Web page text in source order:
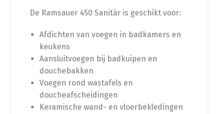
De Ramsauer 450 Sanitär is geschikt voor:
Afdichten van voegen in badkamers en
keukens
Aansluitvoegen bij badkuipen en
douchebakken
Voegen rond wastafels en
doucheafscheidingen
Keramische wand- en vloerbekledingen